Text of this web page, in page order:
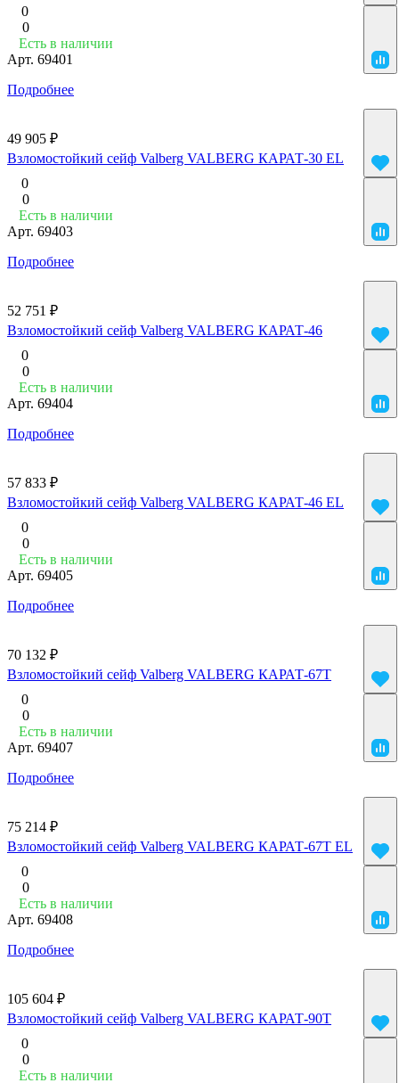
0
0
Есть в наличии
Арт. 69401
Подробнее
49 905 ₽
Взломостойкий сейф Valberg VALBERG КАРАТ-30 EL
0
0
Есть в наличии
Арт. 69403
Подробнее
52 751 ₽
Взломостойкий сейф Valberg VALBERG КАРАТ-46
0
0
Есть в наличии
Арт. 69404
Подробнее
57 833 ₽
Взломостойкий сейф Valberg VALBERG КАРАТ-46 EL
0
0
Есть в наличии
Арт. 69405
Подробнее
70 132 ₽
Взломостойкий сейф Valberg VALBERG КАРАТ-67T
0
0
Есть в наличии
Арт. 69407
Подробнее
75 214 ₽
Взломостойкий сейф Valberg VALBERG КАРАТ-67T EL
0
0
Есть в наличии
Арт. 69408
Подробнее
105 604 ₽
Взломостойкий сейф Valberg VALBERG КАРАТ-90T
0
0
Есть в наличии